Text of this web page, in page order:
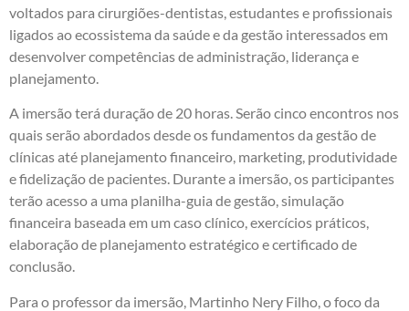
voltados para cirurgiões-dentistas, estudantes e profissionais
ligados ao ecossistema da saúde e da gestão interessados em
desenvolver competências de administração, liderança e
planejamento.
A imersão terá duração de 20 horas. Serão cinco encontros nos
quais serão abordados desde os fundamentos da gestão de
clínicas até planejamento financeiro, marketing, produtividade
e fidelização de pacientes. Durante a imersão, os participantes
terão acesso a uma planilha-guia de gestão, simulação
financeira baseada em um caso clínico, exercícios práticos,
elaboração de planejamento estratégico e certificado de
conclusão.
Para o professor da imersão, Martinho Nery Filho, o foco da